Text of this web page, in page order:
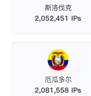
斯洛伐克
2,052,451 IPs
厄瓜多尔
2,081,558 IPs